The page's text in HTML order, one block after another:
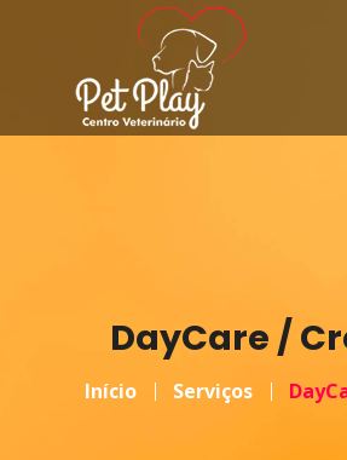
DayCare /
Início Serviços